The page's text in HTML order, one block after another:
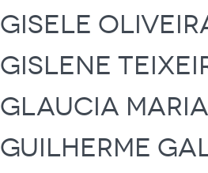
GISELE
GISLENE
GLAUCIA
GUILHERME